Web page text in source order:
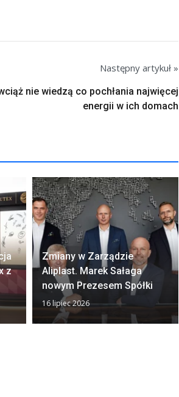
Następny artykuł »
nie wiedzą co pochłania najwięcej
energii w ich domach
z
Zmiany w Zarządzie
Aliplast. Marek Sałaga
nowym Prezesem Spółki
16 lipiec 2026